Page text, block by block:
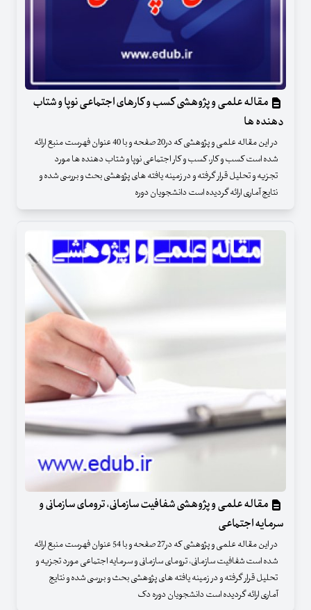
مقاله علمی و پژوهشی کسب و کارهای اجتماعی نوپا و شتاب
دهنده ها
در این مقاله علمی و پژوهشی که در20 صفحه و با 40 عنوان فهرست منبع ارائه
شده است کسب و کار، کسب و کار اجتماعی نوپا و شتاب دهنده ها مورد
تجزیه و تحلیل قرار گرفته و در زمینه یافته های پژوهشی بحث و بررسی شده و
نتایج آماری ارائه گردیده است دانشجویان دوره
مقاله علمی و پژوهشی شفافیت سازمانی، ترومای سازمانی و
سرمایه اجتماعی
در این مقاله علمی و پژوهشی که در27 صفحه و با 54 عنوان فهرست منبع ارائه
شده است شفافیت سازمانی، ترومای سازمانی و سرمایه اجتماعی مورد تجزیه و
تحلیل قرار گرفته و در زمینه یافته های پژوهشی بحث و بررسی شده و نتایج
آماری ارائه گردیده است دانشجویان دوره دک